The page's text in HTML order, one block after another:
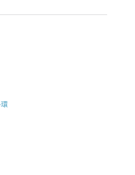
完全一樣，有棉絮、冰裂、